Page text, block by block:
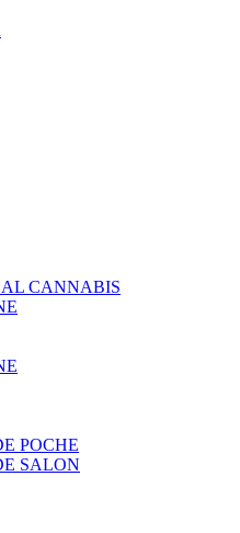
CANNABIS
POCHE
SALON